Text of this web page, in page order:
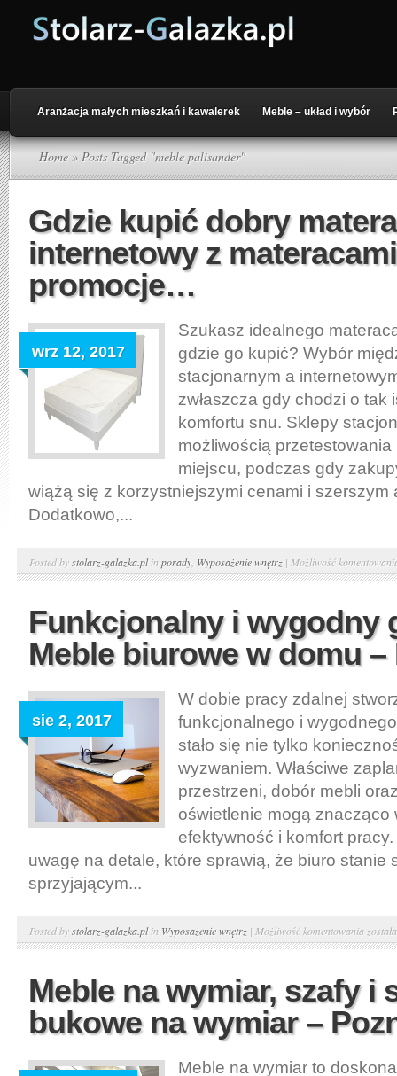
Aranżacja małych mieszkań i kawalerek Meble – układ i wybór
Home » Posts Tagged "meble palisander"
Gdzie kupić dobry
internetowy z
promocje…
wrz 12, 2017
Szukasz idealnego
gdzie go kupić? Wybór
stacjonarnym a
zwłaszcza gdy chodzi o tak
komfortu snu. Sklepy
możliwością
miejscu, podczas gdy
wiążą się z korzystniejszymi cenami i szerszym
Dodatkowo,...
Posted bystolarz-galazka.plin porady Wyposażenie wnętrz | Możliwość
Funkcjonalny i wygodny
Meble biurowe w domu –
sie 2, 2017
W dobie pracy zdalnej
funkcjonalnego i
stało się nie tylko
wyzwaniem. Właściwe
przestrzeni, dobór mebli
oświetlenie mogą znacząco
efektywność i komfort
uwagę na detale, które sprawią, że biuro stanie
sprzyjającym...
Posted bystolarz-galazka.plin Wyposażenie wnętrz | Możliwość komentowania
i
gabinet
–
Meble
Meble na wymiar, szafy i
bukowe na wymiar –
Meble na wymiar to